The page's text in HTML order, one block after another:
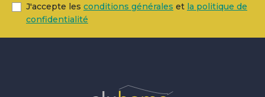
J'accepte les conditions générales et la politique de
confidentialité